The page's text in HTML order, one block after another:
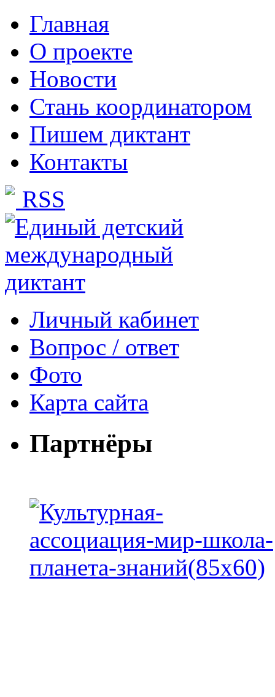
Главная
О проекте
Новости
Стань координатором
Пишем диктант
Контакты
RSS
Личный кабинет
Вопрос / ответ
Фото
Карта сайта
Партнёры